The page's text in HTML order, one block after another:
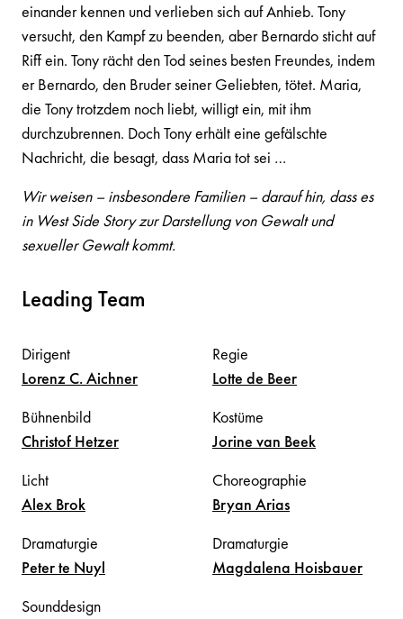
einander kennen und verlieben sich auf Anhieb. Tony
versucht, den Kampf zu beenden, aber Bernardo sticht auf
Riff ein. Tony rächt den Tod seines besten Freundes, indem
er Bernardo, den Bruder seiner Geliebten, tötet. Maria,
die Tony trotzdem noch liebt, willigt ein, mit ihm
durchzubrennen. Doch Tony erhält eine gefälschte
Nachricht, die besagt, dass Maria tot sei …
Wir weisen – insbesondere Familien – darauf hin, dass es
in West Side Story zur Darstellung von Gewalt und
sexueller Gewalt kommt.
Leading Team
Dirigent
Lorenz C.Aichner
Regie
Lotte de Beer
Bühnenbild
Christof Hetzer
Kostüme
Jorine van Beek
Licht
Alex Brok
Choreographie
Bryan Arias
Dramaturgie
Peterte Nuyl
Dramaturgie
Magdalena Hoisbauer
Sounddesign